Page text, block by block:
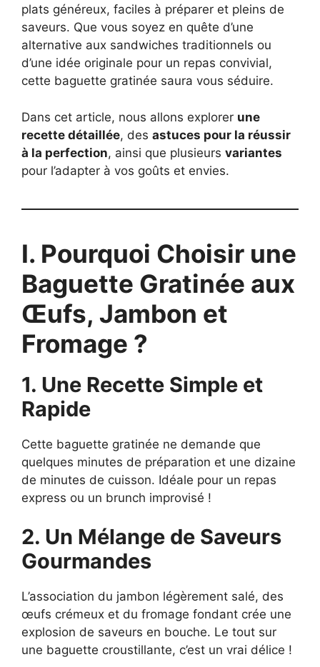
plats généreux, faciles à préparer et pleins de
saveurs. Que vous soyez en quête d’une
alternative aux sandwiches traditionnels ou
d’une idée originale pour un repas convivial,
cette baguette gratinée saura vous séduire.
Dans cet article, nous allons explorer une
recette détaillée, des astuces pour la réussir
à la perfection, ainsi que plusieurs variantes
pour l’adapter à vos goûts et envies.
I. Pourquoi Choisir une
Baguette Gratinée aux
Œufs, Jambon et
Fromage ?
1. Une Recette Simple et
Rapide
Cette baguette gratinée ne demande que
quelques minutes de préparation et une dizaine
de minutes de cuisson. Idéale pour un repas
express ou un brunch improvisé !
2. Un Mélange de Saveurs
Gourmandes
L’association du jambon légèrement salé, des
œufs crémeux et du fromage fondant crée une
explosion de saveurs en bouche. Le tout sur
une baguette croustillante, c’est un vrai délice !